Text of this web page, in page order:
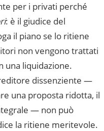
per i privati perché
: è il giudice del
il piano se lo ritiene
non vengono trattati
una liquidazione.
dissenziente —
una proposta ridotta, il
— non può
la ritiene meritevole.